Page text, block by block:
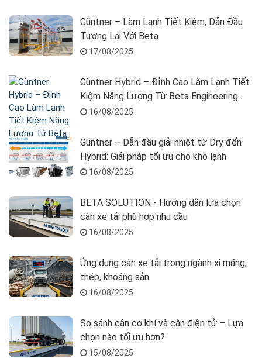
Güntner – Làm Lạnh Tiết Kiệm, Dẫn Đầu
Tương Lai Với Beta
17/08/2025
Güntner Hybrid – Đỉnh Cao Làm Lạnh Tiết
Kiệm Năng Lượng Từ Beta Engineering
Solutions
16/08/2025
Güntner – Dẫn đầu giải nhiệt từ Dry đến
Hybrid: Giải pháp tối ưu cho kho lạnh
16/08/2025
BETA SOLUTION - Hướng dẫn lựa chọn
cân xe tải phù hợp nhu cầu
16/08/2025
Ứng dụng cân xe tải trong ngành xi măng,
thép, khoáng sản
16/08/2025
So sánh cân cơ khí và cân điện tử – Lựa
chọn nào tối ưu hơn?
15/08/2025